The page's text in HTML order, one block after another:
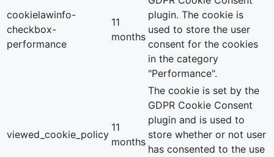
cookielawinfo-
checkbox-
performance
11
months
plugin. The cookie is
used to store the user
consent for the cookies
in the category
"Performance".
viewed_cookie_policy
11
months
The cookie is set by the
GDPR Cookie Consent
plugin and is used to
store whether or not user
has consented to the use